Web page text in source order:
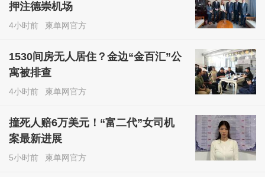
押注德崇机场
4小时前 柬单网官方
1530间房无人居住？金边“金百汇”公
寓被排查
4小时前 柬单网官方
撞死人赔6万美元！“富二代”女司机
案最新进展
5小时前 柬单网官方